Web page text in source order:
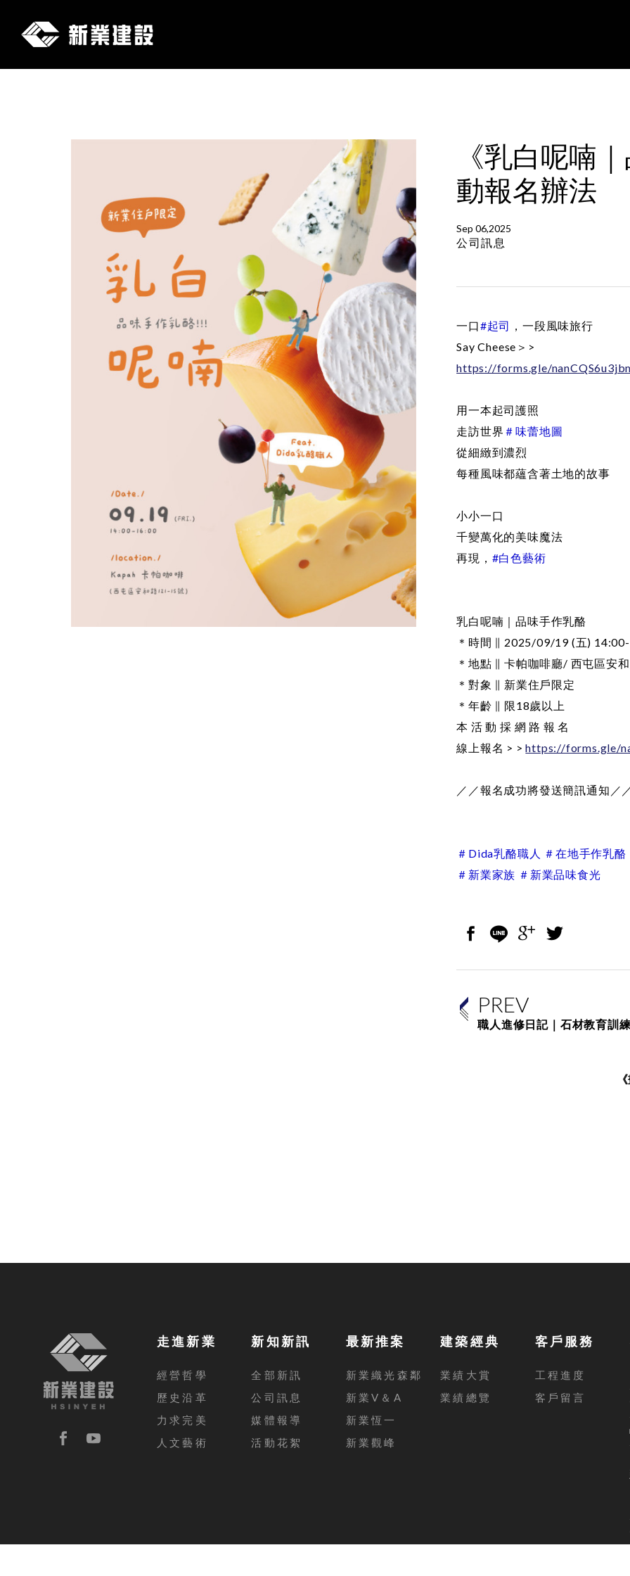
新
《乳白呢喃
動報名辦法
Sep 06,2025
公司訊息
一口#起司
，一段風味旅行
Say Cheese＞>
https://forms.gle/
用一本起司護照
走訪世界 ＃味蕾地圖
從細緻到濃烈
每種風味都蘊含著土地的故事
小小一口
千變萬化的美味魔法
再現， #白色藝術
乳白呢喃｜品味手作乳酪
＊時間 ∥ 2025/09/19 (五)
＊地點 ∥ 卡帕咖啡廳/ 西屯區安
＊對象 ∥ 新業住戶限定
＊年齡 ∥ 限18歲以上
本 活 動 採 網 路 報 名
線上報名 > >https://forms.gle/
／／報名成功將發送簡訊通知／
＃Dida乳酪職人 ＃在地手作乳酪
＃新業家族 ＃新業品味食光
PREV
職人進修日記｜石材教育訓練
走進新業
經營哲學
歷史沿革
力求完美
人文藝術
新知新訊
全部新訊
公司訊息
媒體報導
活動花絮
最新推案
新業織光森鄰
新業V＆A
新業恆一
新業觀峰
建築經典
業績大賞
業績總覽
客戶服務
工程進度
客戶留言